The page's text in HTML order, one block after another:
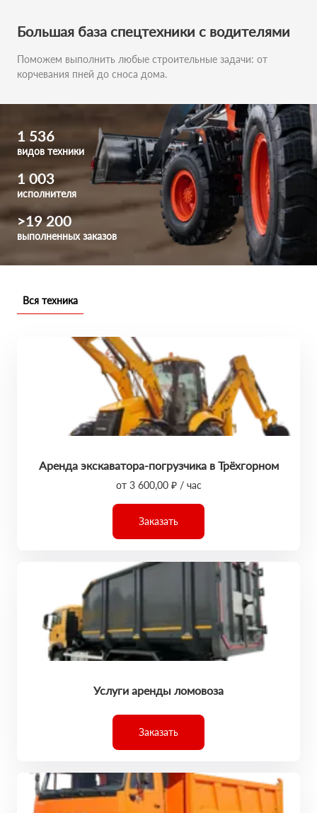
Большая база спецтехники с водителями
Поможем выполнить любые строительные задачи: от
корчевания пней до сноса дома.
1 536
видов техники
1 003
исполнителя
>19 200
выполненных заказов
Вся техника
Аренда экскаватора-погрузчика в Трёхгорном
от 3 600,00 ₽ / час
Заказать
Услуги аренды ломовоза
Заказать